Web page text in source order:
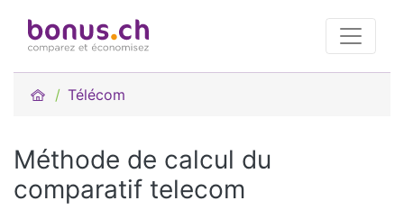
Télécom
Méthode de calcul du
comparatif telecom